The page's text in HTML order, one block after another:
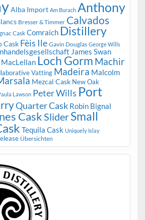
Alba Import Am Burach Anthony
Bresser & Timmer Calvados
Cask Comraich Distillery
Cask Fèis Ile Gavin Douglas George Wills
James Swan
MacLellan Loch Gorm Machir
Vatting Madeira Malcolm
Mezcal Cask New Oak
Lawson Peter Wills Port
Quarter Cask Robin Bignal
CaskSliderSmall
Tequila Cask Uniquely Islay
Übersichten